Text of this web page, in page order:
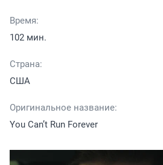
Время:
102 мин.
Страна:
США
Оригинальное название:
You Can’t Run Forever